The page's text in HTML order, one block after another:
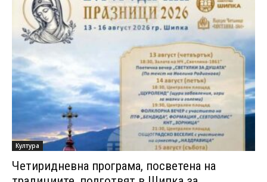
Култура
Четиридневна програма, посветена на